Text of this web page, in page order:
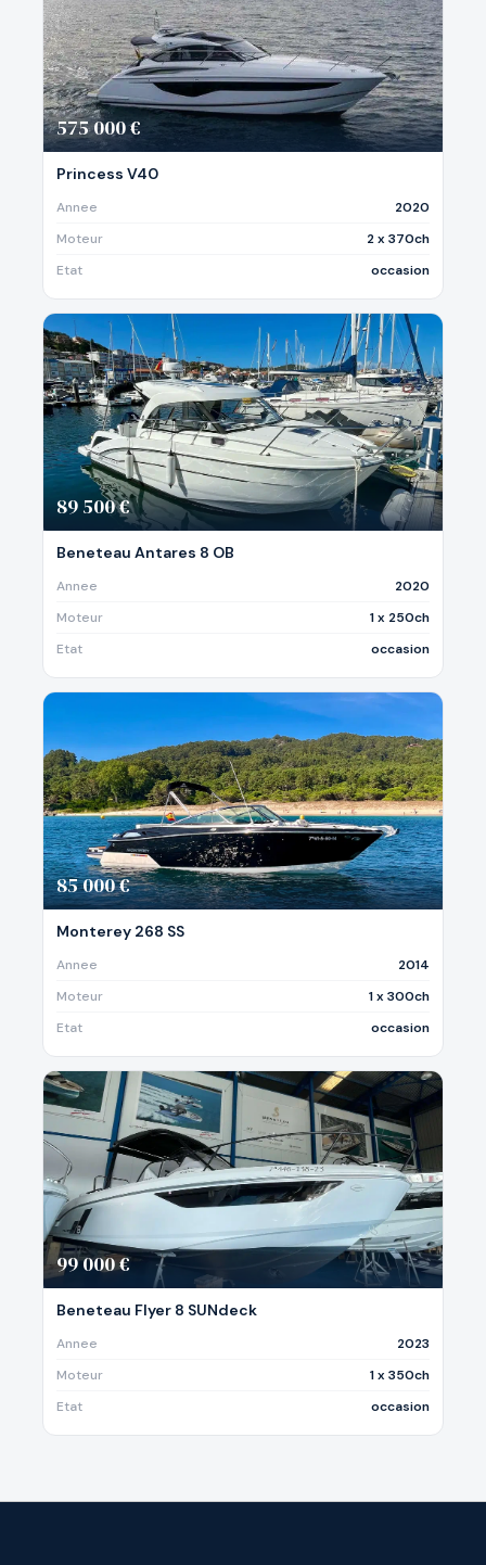
575 000 €
Princess V40
Annee
2020
Moteur
2 x 370ch
Etat
occasion
89 500 €
Beneteau Antares 8 OB
Annee
2020
Moteur
1 x 250ch
Etat
occasion
85 000 €
Monterey 268 SS
Annee
2014
Moteur
1 x 300ch
Etat
occasion
99 000 €
Beneteau Flyer 8 SUNdeck
Annee
2023
Moteur
1 x 350ch
Etat
occasion